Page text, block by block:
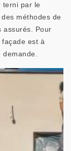
terni par le
méthodes de
assurés. Pour
est à